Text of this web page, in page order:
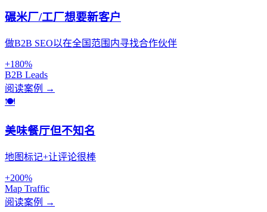
碾米厂/工厂想要新客户
做B2B SEO以在全国范围内寻找合作伙伴
+180%
B2B Leads
阅读案例 →
🍽️
美味餐厅但不知名
地图标记+让评论很棒
+200%
Map Traffic
阅读案例 →